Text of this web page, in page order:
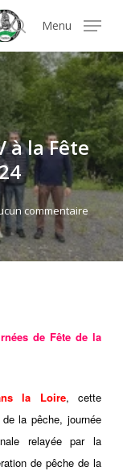
search
Menu
à la Fête
commentaire
de Fête de la
la Loire, cette
de la pêche, journée
relayée par la
de pêche de la